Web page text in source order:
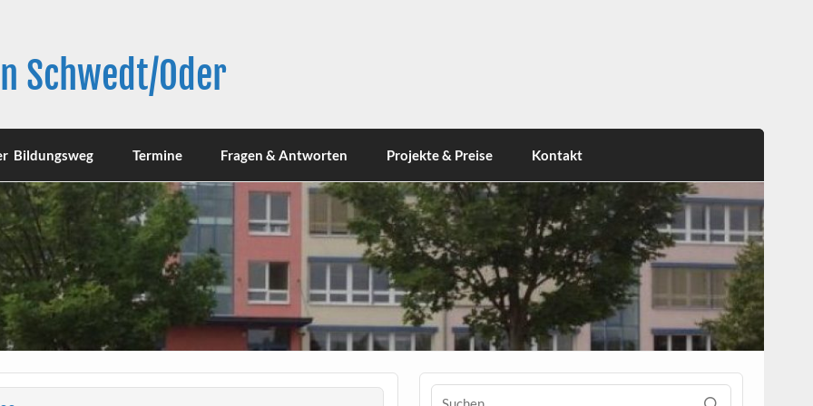
Schwedt/Oder
Bildungsweg Termine Fragen & Antworten Projekte & Preise Kontakt